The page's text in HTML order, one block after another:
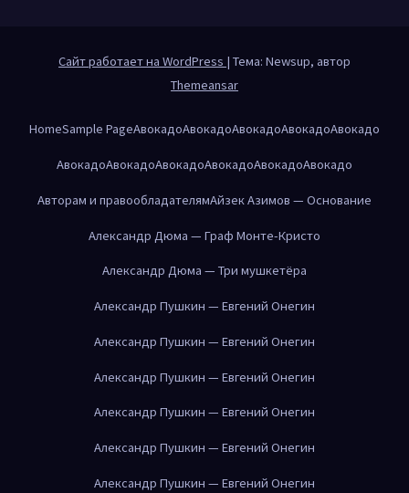
Сайт работает на WordPress | Тема: Newsup, автор
Themeansar
HomeSample PageАвокадоАвокадоАвокадоАвокадоАвокадо
АвокадоАвокадоАвокадоАвокадоАвокадоАвокадо
Авторам и правообладателямАйзек Азимов — Основание
Александр Дюма — Граф Монте-Кристо
Александр Дюма — Три мушкетёра
Александр Пушкин — Евгений Онегин
Александр Пушкин — Евгений Онегин
Александр Пушкин — Евгений Онегин
Александр Пушкин — Евгений Онегин
Александр Пушкин — Евгений Онегин
Александр Пушкин — Евгений Онегин